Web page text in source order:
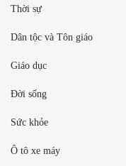
Thời sự
Dân tộc và Tôn giáo
Giáo dục
Đời sống
Sức khỏe
Ô tô xe máy